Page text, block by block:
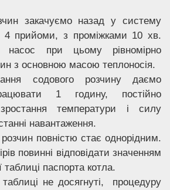
закачуємо назад у систему
прийоми, з проміжками 10 хв.
насос при цьому рівномірно
з основною масою теплоносія.
содового розчину даємо
1 годину, постійно
температури і силу
навантаження.
повністю стає однорідним.
повинні відповідати значенням
таблиці паспорта котла.
не досягнуті, процедуру